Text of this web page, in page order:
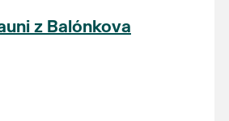
která je zapsána na Seznam
a kulturního dědictví
z Balónkova